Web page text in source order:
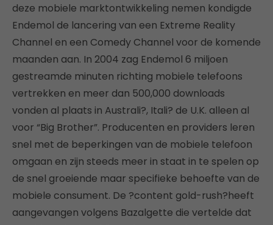
deze mobiele marktontwikkeling nemen kondigde
Endemol de lancering van een Extreme Reality
Channel en een Comedy Channel voor de komende
maanden aan. In 2004 zag Endemol 6 miljoen
gestreamde minuten richting mobiele telefoons
vertrekken en meer dan 500,000 downloads
vonden al plaats in Australi?, Itali? de U.K. alleen al
voor “Big Brother”. Producenten en providers leren
snel met de beperkingen van de mobiele telefoon
omgaan en zijn steeds meer in staat in te spelen op
de snel groeiende maar specifieke behoefte van de
mobiele consument. De ?content gold-rush?heeft
aangevangen volgens Bazalgette die vertelde dat